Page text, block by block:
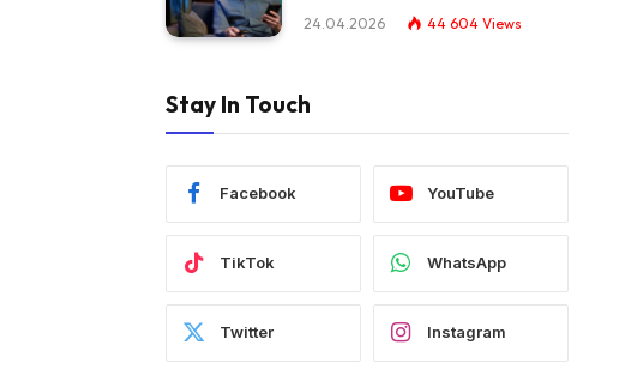
24.04.2026 44 604 Views
Stay In Touch
Facebook YouTube
TikTok WhatsApp
Twitter Instagram